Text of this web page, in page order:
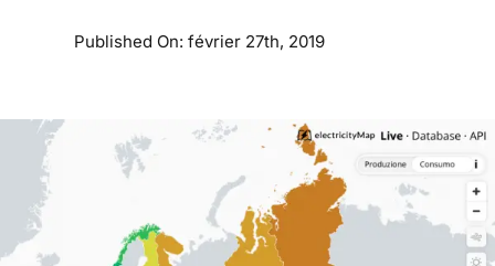
Published On: février 27th, 2019